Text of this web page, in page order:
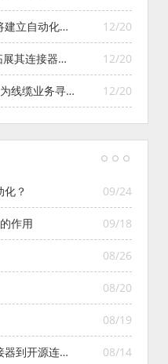
12/20
立自动化智
12/20
其连接器系
12/20
线缆业务寻找
09/24
？
09/18
作用
08/26
08/20
08/19
08/14
到开源连接